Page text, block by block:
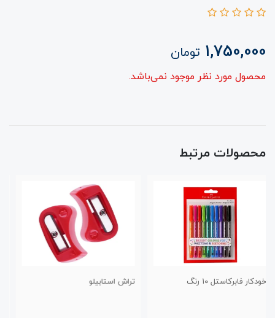
1,750,000 تومان
محصول مورد نظر موجود نمی‌باشد.
محصولات مرتبط
تراش استابیلو
تراش دو سوراخ مخزن دار رنگی